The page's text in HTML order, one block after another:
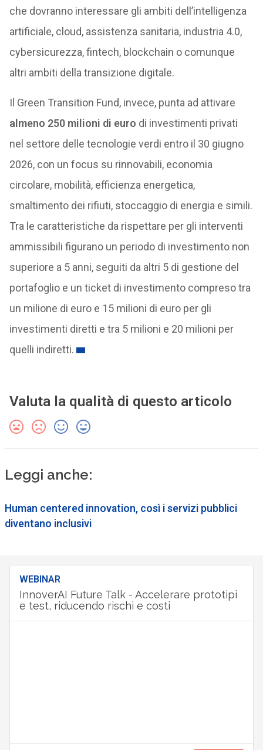
che dovranno interessare gli ambiti dell’intelligenza
artificiale, cloud, assistenza sanitaria, industria 4.0,
cybersicurezza, fintech, blockchain o comunque
altri ambiti della transizione digitale.
Il Green Transition Fund, invece, punta ad attivare
almeno 250 milioni di euro di investimenti privati
nel settore delle tecnologie verdi entro il 30 giugno
2026, con un focus su rinnovabili, economia
circolare, mobilità, efficienza energetica,
smaltimento dei rifiuti, stoccaggio di energia e simili.
Tra le caratteristiche da rispettare per gli interventi
ammissibili figurano un periodo di investimento non
superiore a 5 anni, seguiti da altri 5 di gestione del
portafoglio e un ticket di investimento compreso tra
un milione di euro e 15 milioni di euro per gli
investimenti diretti e tra 5 milioni e 20 milioni per
quelli indiretti.
Valuta la qualità di questo articolo
Leggi anche:
Human centered innovation, così i servizi pubblici
diventano inclusivi
WEBINAR
InnoverAI Future Talk - Accelerare prototipi
e test, riducendo rischi e costi